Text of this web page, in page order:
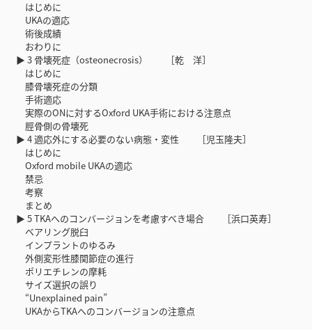
はじめに
UKAの適応
術後成績
おわりに
▶ 3 骨壊死症（osteonecrosis） ［乾 洋］
はじめに
膝骨壊死症の分類
手術適応
実際のONに対するOxford UKA手術における注意点
脛骨側の骨壊死
▶ 4 適応外にする必要のない病態・変性 ［児玉隆夫］
はじめに
Oxford mobile UKAの適応
禁忌
考察
まとめ
▶ 5 TKAへのコンバージョンを考慮すべき場合 ［浜口英寿］
ベアリング脱臼
インプラントのゆるみ
外側変形性膝関節症の進行
ポリエチレンの摩耗
サイズ選択の誤り
“Unexplained pain”
UKAからTKAへのコンバージョンの注意点